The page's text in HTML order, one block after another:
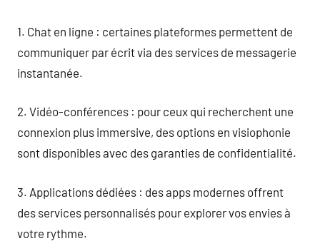
1. Chat en ligne : certaines plateformes permettent de
communiquer par écrit via des services de messagerie
instantanée.
2. Vidéo-conférences : pour ceux qui recherchent une
connexion plus immersive, des options en visiophonie
sont disponibles avec des garanties de confidentialité.
3. Applications dédiées : des apps modernes offrent
des services personnalisés pour explorer vos envies à
votre rythme.